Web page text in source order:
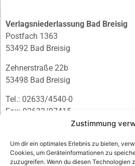
Zustimmung
Um dir ein optimales Erlebnis zu bieten,
Cookies, um Geräteinformationen zu
zuzugreifen. Wenn du diesen Technologien
Verlagsniederlassung Bad Breisig
Postfach 1363
53492 Bad Breisig
Zehnerstraße 22b
53498 Bad Breisig
Tel.: 02633/4540-0
Fax: 02633/97415
infobb@blmedien.de